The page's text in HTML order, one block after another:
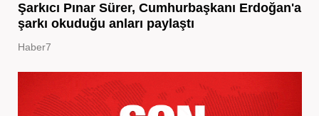
Şarkıcı Pınar Sürer, Cumhurbaşkanı Erdoğan'a
şarkı okuduğu anları paylaştı
Haber7